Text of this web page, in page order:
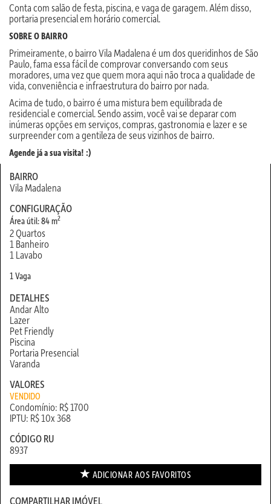
Conta com salão de festa, piscina, e vaga de garagem. Além disso,
portaria presencial em horário comercial.
SOBRE O BAIRRO
Primeiramente, o bairro Vila Madalena é um dos queridinhos de São
Paulo, fama essa fácil de comprovar conversando com seus
moradores, uma vez que quem mora aqui não troca a qualidade de
vida, conveniência e infraestrutura do bairro por nada.
Acima de tudo, o bairro é uma mistura bem equilibrada de
residencial e comercial. Sendo assim, você vai se deparar com
inúmeras opções em serviços, compras, gastronomia e lazer e se
surpreender com a gentileza de seus vizinhos de bairro.
Agende já a sua visita! :)
BAIRRO
Vila Madalena
CONFIGURAÇÃO
Área útil: 84 m2
2 Quartos
1 Banheiro
1 Lavabo
1 Vaga
DETALHES
Andar Alto
Lazer
Pet Friendly
Piscina
Portaria Presencial
Varanda
VALORES
VENDIDO
Condomínio: R$ 1700
IPTU: R$ 10x 368
CÓDIGO RU
8937
ADICIONAR AOS FAVORITOS
COMPARTILHAR IMÓVEL